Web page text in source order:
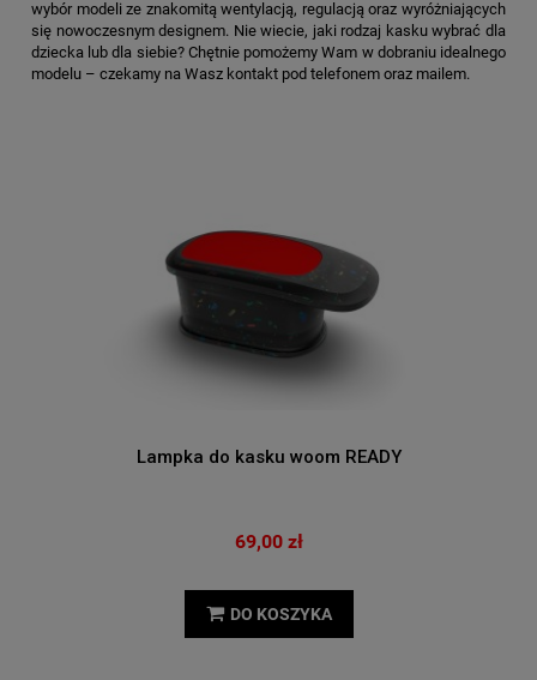
wybór modeli ze znakomitą wentylacją, regulacją oraz wyróżniających
się nowoczesnym designem. Nie wiecie, jaki rodzaj kasku wybrać dla
dziecka lub dla siebie? Chętnie pomożemy Wam w dobraniu idealnego
modelu – czekamy na Wasz kontakt pod telefonem oraz mailem.
Lampka do kasku woom READY
69,00 zł
DO KOSZYKA